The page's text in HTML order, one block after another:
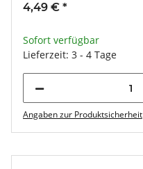
4,49 € *
Sofort verfügbar
Lieferzeit: 3 - 4 Tage
Angaben zur Produktsicherheit